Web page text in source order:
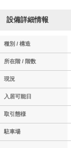
設備詳細情報
種別 / 構造
所在階 / 階数
現況
入居可能日
取引態様
駐車場